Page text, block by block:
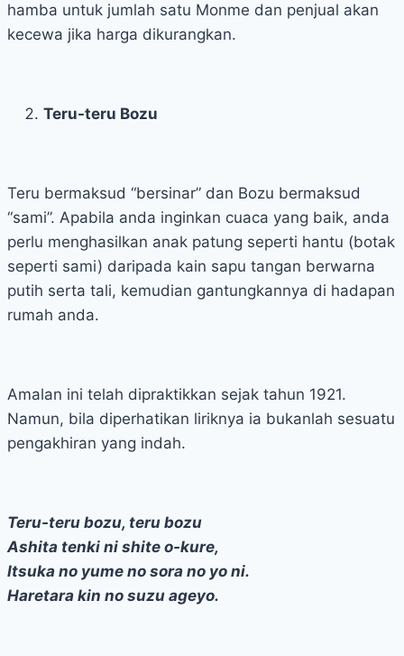
hamba untuk jumlah satu Monme dan penjual akan
kecewa jika harga dikurangkan.
Teru-teru Bozu
Teru bermaksud “bersinar” dan Bozu bermaksud
“sami”. Apabila anda inginkan cuaca yang baik, anda
perlu menghasilkan anak patung seperti hantu (botak
seperti sami) daripada kain sapu tangan berwarna
putih serta tali, kemudian gantungkannya di hadapan
rumah anda.
Amalan ini telah dipraktikkan sejak tahun 1921.
Namun, bila diperhatikan liriknya ia bukanlah sesuatu
pengakhiran yang indah.
Teru-teru bozu, teru bozu
Ashita tenki ni shite o-kure,
Itsuka no yume no sora no yo ni.
Haretara kin no suzu ageyo.